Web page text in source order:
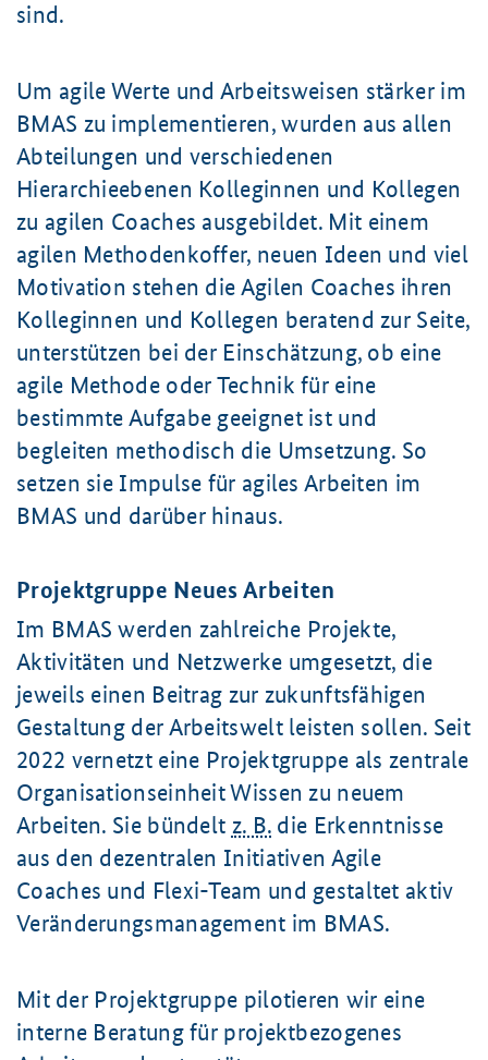
sind.
Um agile Werte und Arbeitsweisen stärker im
BMAS zu implementieren, wurden aus allen
Abteilungen und verschiedenen
Hierarchieebenen Kolleginnen und Kollegen
zu agilen Coaches ausgebildet. Mit einem
agilen Methodenkoffer, neuen Ideen und viel
Motivation stehen die Agilen Coaches ihren
Kolleginnen und Kollegen beratend zur Seite,
unterstützen bei der Einschätzung, ob eine
agile Methode oder Technik für eine
bestimmte Aufgabe geeignet ist und
begleiten methodisch die Umsetzung. So
setzen sie Impulse für agiles Arbeiten im
BMAS und darüber hinaus.
Projektgruppe Neues Arbeiten
Im BMAS werden zahlreiche Projekte,
Aktivitäten und Netzwerke umgesetzt, die
jeweils einen Beitrag zur zukunftsfähigen
Gestaltung der Arbeitswelt leisten sollen. Seit
2022 vernetzt eine Projektgruppe als zentrale
Organisationseinheit Wissen zu neuem
Arbeiten. Sie bündelt z. B. die Erkenntnisse
aus den dezentralen Initiativen Agile
Coaches und Flexi-Team und gestaltet aktiv
Veränderungsmanagement im BMAS.
Mit der Projektgruppe pilotieren wir eine
interne Beratung für projektbezogenes